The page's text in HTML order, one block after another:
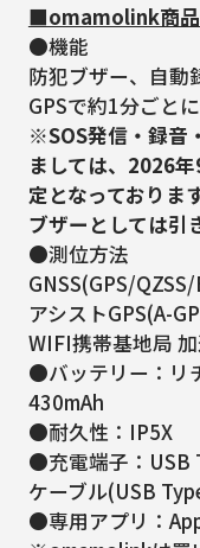
■omamolink商品
●機能
防犯ブザー、自動
GPSで約1分ごと
※SOS発信・録音
ましては、2026
定となっておりま
ブザーとしては引
●測位方法
GNSS(GPS/
アシストGPS(A-
WIFI携帯基地局
●バッテリー：リ
430mAh
●耐久性：IP5X
●充電端子：
ケーブル(USB
●専用アプリ：